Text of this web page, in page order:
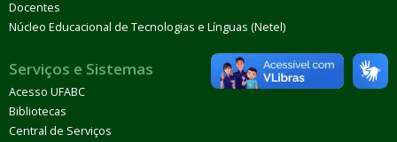
Docentes
Núcleo Educacional de Tecnologias e Línguas (Netel)
Serviços e Sistemas
Acesso UFABC
Bibliotecas
Central de Serviços